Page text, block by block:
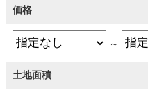
価格
～
土地面積